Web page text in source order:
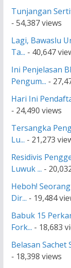
Tunjangan
- 54,387 views
Lagi, Bawaslu
Ta... - 40,647
Ini Penjelasan
Pengum... -
Hari Ini
- 24,490 views
Tersangka
Lu... - 21,273
Residivis
Luwuk ... -
Heboh!
Dir... - 19,484
Babuk 15
Fork... - 18,683
Belasan Sachet
- 18,398 views